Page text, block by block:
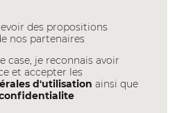
des propositions
nos partenaires
case, je reconnais avoir
et accepter les
d'utilisation ainsi que